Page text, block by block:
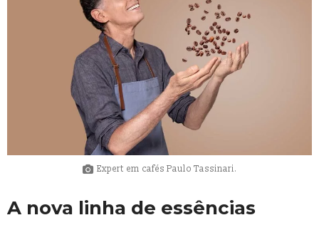
Expert em cafés Paulo Tassinari.
A nova linha de essências